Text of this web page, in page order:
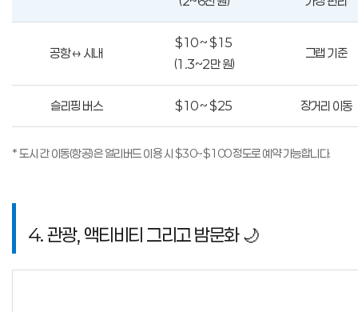
공항 ↔ 시내
$10 ~ $15
(1.3~2만 원)
그랩 기준
슬리핑 버스 $10 ~ $25 장거리 이동
* 도시 간 이동(항공)은 얼리버드 이용 시 $30~$100 정도로 예약 가능합니다.
4. 관광, 액티비티 그리고 밤문화 🌙